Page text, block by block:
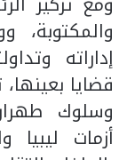
إداراته
قضايا
وسلوك
أزمات ليبيا